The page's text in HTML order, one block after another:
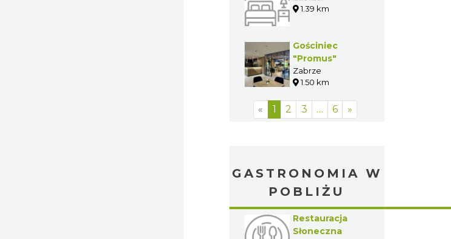
1.39 km
Gościniec
"Promus"
Zabrze
1.50 km
« 1 2 3 … 6 »
GASTRONOMIA W
POBLIŻU
Restauracja
Słoneczna